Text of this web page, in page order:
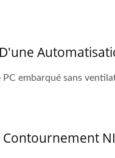
embarqué sans
Contournement